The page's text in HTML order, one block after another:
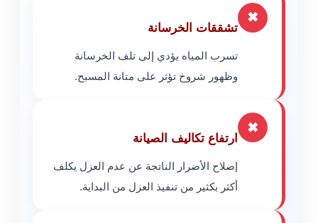
✖
تشققات الخرسانة
تسرب المياه يؤدي إلى تلف الخرسانة
وظهور شروخ تؤثر على متانة المسبح.
✖
ارتفاع تكاليف الصيانة
إصلاح الأضرار الناتجة عن عدم العزل يكلف
أكثر بكثير من تنفيذ العزل من البداية.